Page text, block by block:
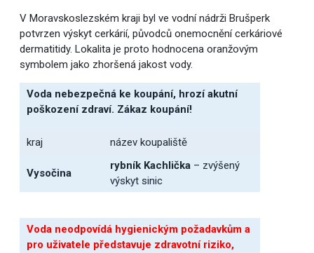
V Moravskoslezském kraji byl ve vodní nádrži Brušperk
potvrzen výskyt cerkárií, původců onemocnění cerkáriové
dermatitidy. Lokalita je proto hodnocena oranžovým
symbolem jako zhoršená jakost vody.
Voda nebezpečná ke koupání, hrozí akutní
poškození zdraví. Zákaz koupání!
kraj název koupaliště
Vysočina
rybník Kachlička – zvýšený
výskyt sinic
Voda neodpovídá hygienickým požadavkům a
pro uživatele představuje zdravotní riziko,